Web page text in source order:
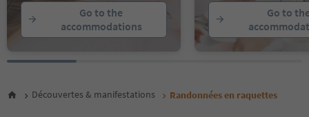
Go to the
accommodations
Go to
Découvertes & manifestations Randonnées en raquettes